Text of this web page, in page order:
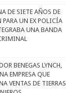
DE SIETE AÑOS DE
PARA UN EX POLICÍA
UNA BANDA
BENEGAS LYNCH,
EMPRESA QUE
VENTAS DE TIERRAS